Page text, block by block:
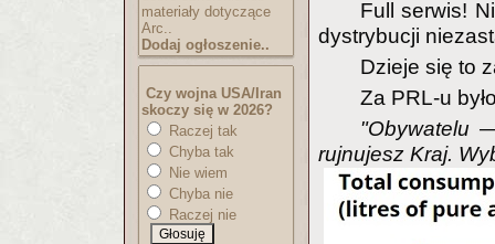
materiały dotyczące
Arc..
Dodaj ogłoszenie..
Czy wojna USA/Iran
skoczy się w 2026?
Raczej tak
Chyba tak
Nie wiem
Chyba nie
Raczej nie
Full serwis!
dystrybucji
Dzieje się to
Za PRL-u
"Obywatelu
rujnujesz Kraj.